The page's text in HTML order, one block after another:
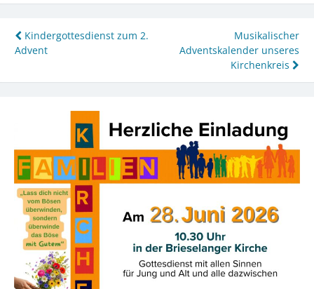
Beitragsnavigation
Kindergottesdienst zum 2.
Advent
Musikalischer
Adventskalender unseres
Kirchenkreis